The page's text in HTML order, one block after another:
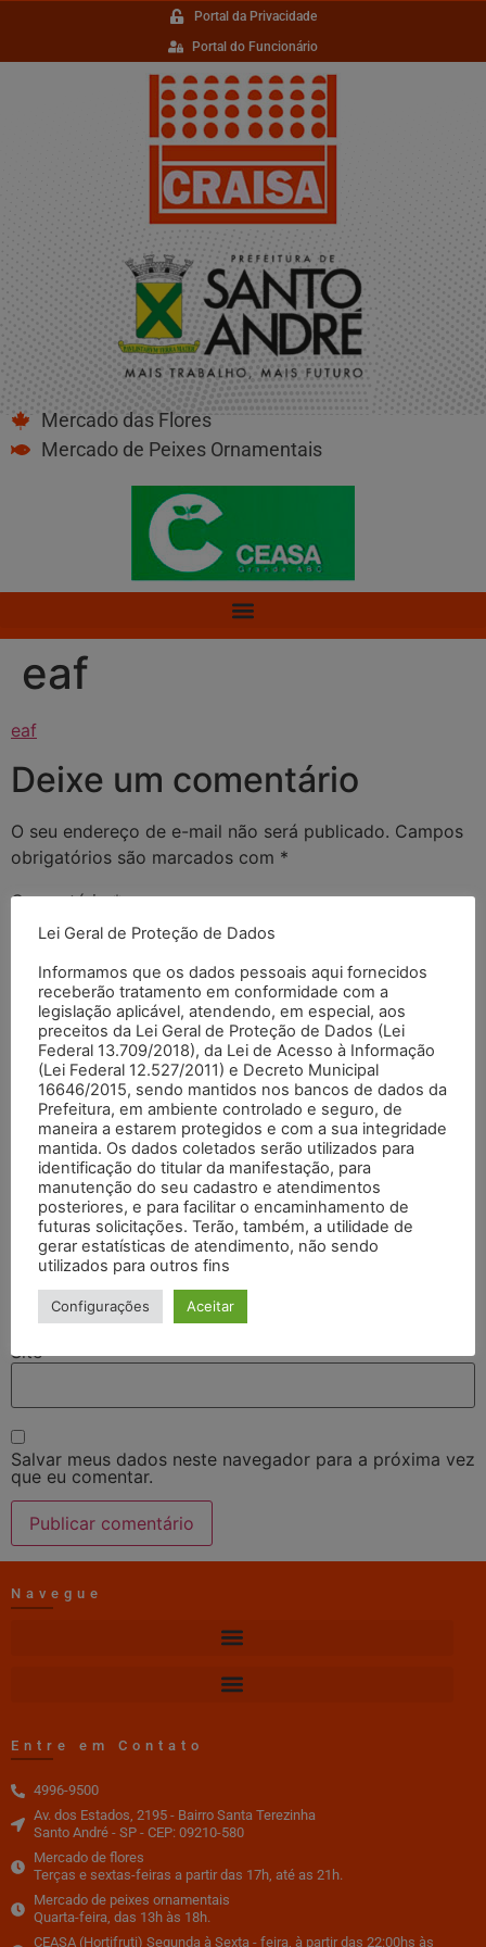
Portal da Privacidade
Portal do Funcionário
Mercado das Flores
Mercado de Peixes Ornamentais
eaf
eaf
Deixe um comentário
O seu endereço de e-mail não será publicado. Campos
obrigatórios são marcados com *
Comentário*
Nome*
E-mail*
Site
Salvar meus dados neste navegador para a próxima vez
que eu comentar.
Navegue
Entre em Contato
4996-9500
Av. dos Estados, 2195 - Bairro Santa Terezinha
Santo André - SP - CEP: 09210-580
Mercado de flores
Terças e sextas-feiras a partir das 17h, até as 21h.
Mercado de peixes ornamentais
Quarta-feira, das 13h às 18h.
CEASA (Hortifruti) Segunda à Sexta - feira, à partir das 22:00hs às
Lei Geral de Proteção de Dados
Informamos que os dados pessoais aqui fornecidos
receberão tratamento em conformidade com a
legislação aplicável, atendendo, em especial, aos
preceitos da Lei Geral de Proteção de Dados (Lei
Federal 13.709/2018), da Lei de Acesso à Informação
(Lei Federal 12.527/2011) e Decreto Municipal
16646/2015, sendo mantidos nos bancos de dados da
Prefeitura, em ambiente controlado e seguro, de
maneira a estarem protegidos e com a sua integridade
mantida. Os dados coletados serão utilizados para
identificação do titular da manifestação, para
manutenção do seu cadastro e atendimentos
posteriores, e para facilitar o encaminhamento de
futuras solicitações. Terão, também, a utilidade de
gerar estatísticas de atendimento, não sendo
utilizados para outros fins
Configurações Aceitar